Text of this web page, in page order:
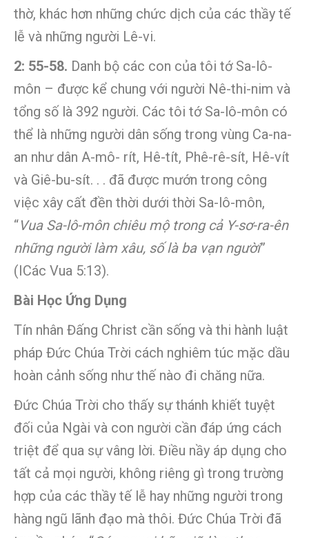
thờ, khác hơn những chức dịch của các thầy tế
lễ và những người Lê-vi.
2: 55-58. Danh bộ các con của tôi tớ Sa-lô-
môn – được kể chung với người Nê-thi-nim và
tổng số là 392 người. Các tôi tớ Sa-lô-môn có
thể là những người dân sống trong vùng Ca-na-
an như dân A-mô- rít, Hê-tít, Phê-rê-sít, Hê-vít
và Giê-bu-sít. . . đã được mướn trong công
việc xây cất đền thời dưới thời Sa-lô-môn,
“Vua Sa-lô-môn chiêu mộ trong cả Y-sơ-ra-ên
những người làm xâu, số là ba vạn người”
(ICác Vua 5:13).
Bài Học Ứng Dụng
Tín nhân Đấng Christ cần sống và thi hành luật
pháp Đức Chúa Trời cách nghiêm túc mặc dầu
hoàn cảnh sống như thế nào đi chăng nữa.
Đức Chúa Trời cho thấy sự thánh khiết tuyệt
đối của Ngài và con người cần đáp ứng cách
triệt để qua sự vâng lời. Điều nầy áp dụng cho
tất cả mọi người, không riêng gì trong trường
hợp của các thầy tế lễ hay những người trong
hàng ngũ lãnh đạo mà thôi. Đức Chúa Trời đã